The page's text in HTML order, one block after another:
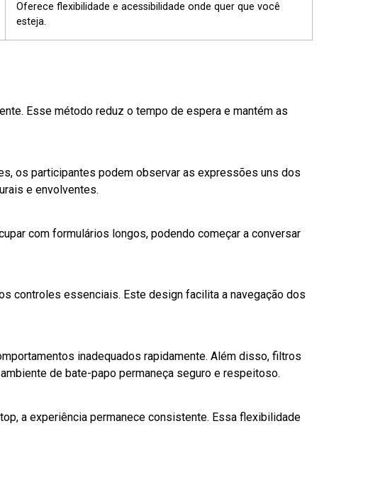
Oferece flexibilidade e acessibilidade onde quer que você
esteja.
Esse método reduz o tempo de espera e mantém as
os participantes podem observar as expressões uns dos
e envolventes.
com formulários longos, podendo começar a conversar
controles essenciais. Este design facilita a navegação dos
inadequados rapidamente. Além disso, filtros
de bate-papo permaneça seguro e respeitoso.
a experiência permanece consistente. Essa flexibilidade